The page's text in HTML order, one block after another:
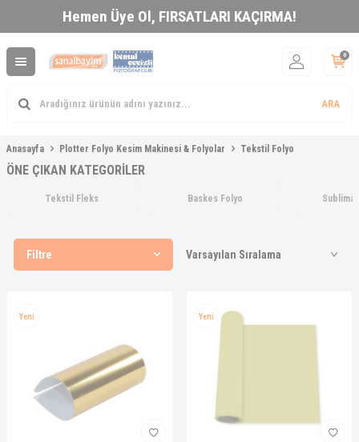
Hemen Üye Ol, FIRSATLARI KAÇIRMA!
ARA
0
Anasayfa Plotter Folyo Kesim Makinesi & Folyolar Tekstil Folyo
ÖNE ÇIKAN KATEGORİLER
Tekstil Fleks Baskes Folyo
Filtre
Yeni Yeni